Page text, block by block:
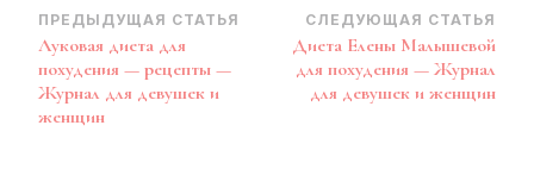
Навигация
по
записям
ПРЕДЫДУЩАЯ СТАТЬЯ
Луковая диета для
похудения — рецепты —
Журнал для девушек и
женщин
СЛЕДУЮЩАЯ СТАТЬЯ
Диета Елены Малышевой
для похудения — Журнал
для девушек и женщин